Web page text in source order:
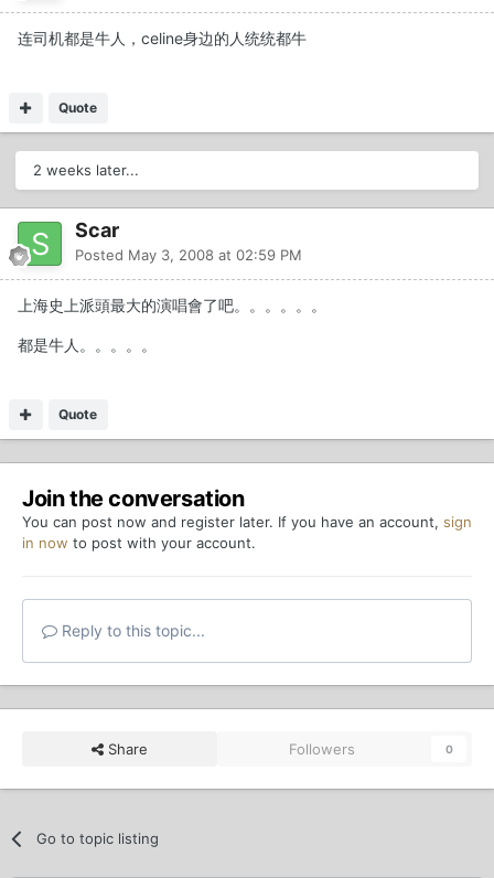
连司机都是牛人，celine身边的人统统都牛
Quote
2 weeks later...
Scar
Posted May 3, 2008 at 02:59 PM
上海史上派頭最大的演唱會了吧。。。。。。
都是牛人。。。。。
Quote
Join the conversation
You can post now and register later. If you have an account, sign
in now to post with your account.
Reply to this topic...
Share Followers 0
Go to topic listing